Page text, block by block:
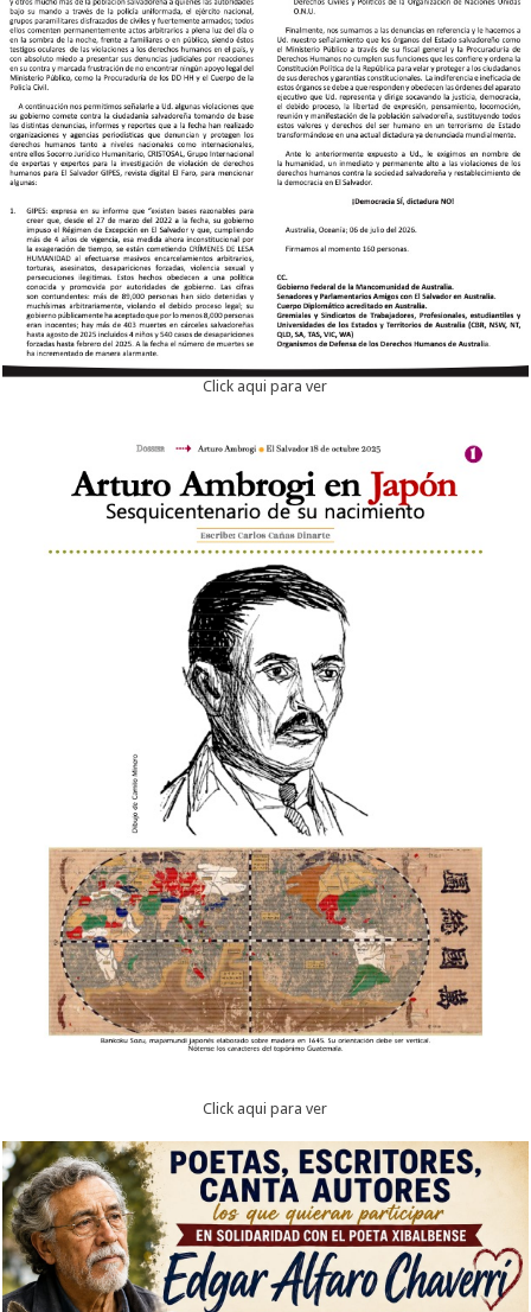
Click aqui para ver
Click aqui para ver